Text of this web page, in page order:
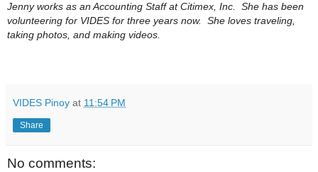
Jenny works as an Accounting Staff at Citimex, Inc. She has been
volunteering for VIDES for three years now. She loves traveling,
taking photos, and making videos.
VIDES Pinoy at 11:54 PM
Share
No comments: